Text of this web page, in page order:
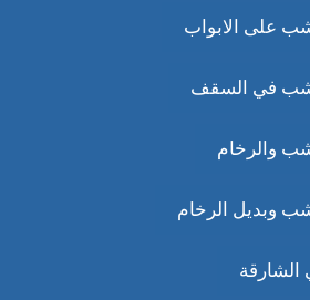
على الابواب
في السقف
والرخام
وبديل الرخام